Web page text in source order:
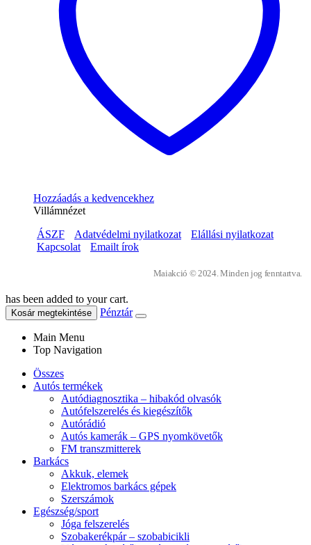
Hozzáadás a kedvencekhez
Villámnézet
ÁSZF
Adatvédelmi nyilatkozat
Elállási nyilatkozat
Kapcsolat
Emailt írok
Maiakció © 2024. Minden jog fenntartva.
has been added to your cart.
Kosár megtekintése Pénztár
Main Menu
Top Navigation
Összes
Autós termékek
Autódiagnosztika – hibakód olvasók
Autófelszerelés és kiegészítők
Autórádió
Autós kamerák – GPS nyomkövetők
FM transzmitterek
Barkács
Akkuk, elemek
Elektromos barkács gépek
Szerszámok
Egészség/sport
Jóga felszerelés
Szobakerékpár – szobabicikli